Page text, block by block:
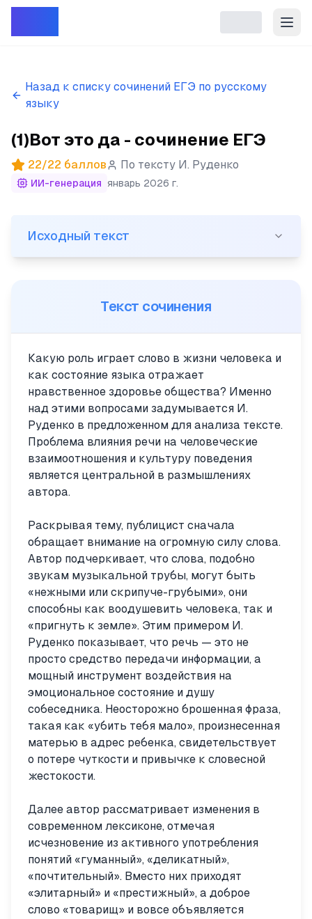
Назад к списку сочинений ЕГЭ по русскому
языку
(1)Вот это да - сочинение ЕГЭ
22/22 баллов По тексту И. Руденко
ИИ-генерация январь 2026 г.
(1)Вот это да! (2)Оказывается, звуки музыкальной
Исходный текст
Текст сочинения
Какую роль играет слово в жизни человека и
как состояние языка отражает
нравственное здоровье общества? Именно
над этими вопросами задумывается И.
Руденко в предложенном для анализа тексте.
Проблема влияния речи на человеческие
взаимоотношения и культуру поведения
является центральной в размышлениях
автора.
Раскрывая тему, публицист сначала
обращает внимание на огромную силу слова.
Автор подчеркивает, что слова, подобно
звукам музыкальной трубы, могут быть
«нежными или скрипуче-грубыми», они
способны как воодушевить человека, так и
«пригнуть к земле». Этим примером И.
Руденко показывает, что речь — это не
просто средство передачи информации, а
мощный инструмент воздействия на
эмоциональное состояние и душу
собеседника. Неосторожно брошенная фраза,
такая как «убить тебя мало», произнесенная
матерью в адрес ребенка, свидетельствует
о потере чуткости и привычке к словесной
жестокости.
Далее автор рассматривает изменения в
современном лексиконе, отмечая
исчезновение из активного употребления
понятий «гуманный», «деликатный»,
«почтительный». Вместо них приходят
«элитарный» и «престижный», а доброе
слово «товарищ» и вовсе объявляется